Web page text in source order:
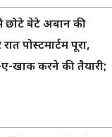
बेटे अबान की
पोस्टमार्टम पूरा,
ए-खाक करने की तैयारी;